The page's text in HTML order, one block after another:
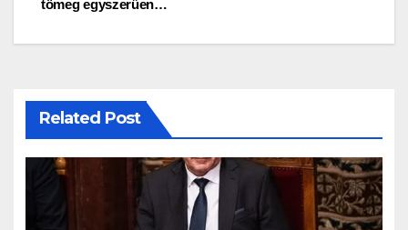
tömeg egyszerűen…
Related Post